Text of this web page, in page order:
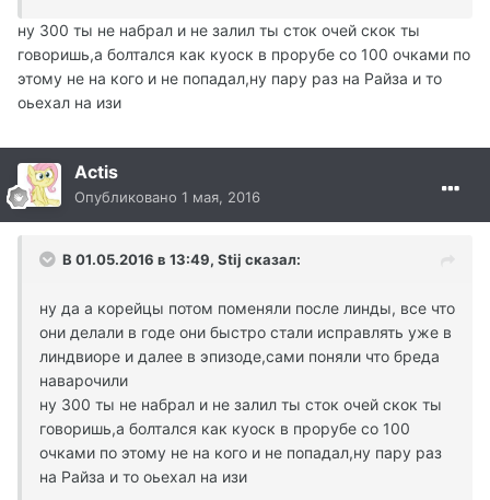
ну 300 ты не набрал и не залил ты сток очей скок ты
говоришь,а болтался как куоск в прорубе со 100 очками по
этому не на кого и не попадал,ну пару раз на Райза и то
оьехал на изи
Actis
Опубликовано 1 мая, 2016
В 01.05.2016 в 13:49, Stij сказал:
ну да а корейцы потом поменяли после линды, все что
они делали в годе они быстро стали исправлять уже в
линдвиоре и далее в эпизоде,сами поняли что бреда
наварочили
ну 300 ты не набрал и не залил ты сток очей скок ты
говоришь,а болтался как куоск в прорубе со 100
очками по этому не на кого и не попадал,ну пару раз
на Райза и то оьехал на изи